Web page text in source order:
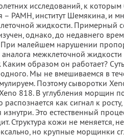
исследований, к
РАМН, институт Шемякина, и
жидкости. Примерный
однако, до недавнего
малейшем нарушении
аналога межклеточной
Каким образом он работает?
Мы не вмешиваемся в
Поэтому сыворотки
818. В углубления морщин
распознается как сигнал к
изнутри. Это естественный
Структура кожи не меняется,
но крупные морщинки